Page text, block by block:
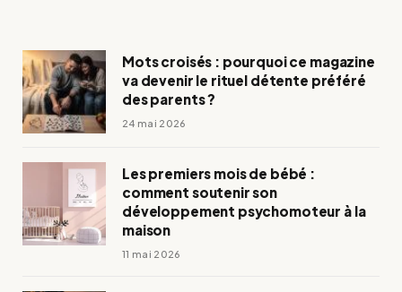
Mots croisés : pourquoi ce magazine
va devenir le rituel détente préféré
des parents ?
24 mai 2026
Les premiers mois de bébé :
comment soutenir son
développement psychomoteur à la
maison
11 mai 2026